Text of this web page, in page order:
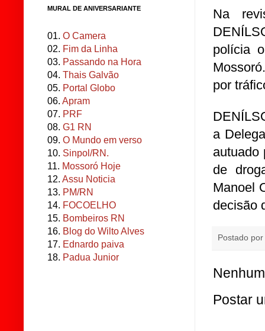
Na
polícia
por
a
autuado
de
Manoel
decisão
Postado por
Postar
MURAL DE ANIVERSARIANTE
01. O Camera
02. Fim da Linha
03. Passando na Hora
04. Thais Galvão
05. Portal Globo
06. Apram
07. PRF
08. G1 RN
09. O Mundo em verso
10. Sinpol/RN.
11. Mossoró Hoje
12. Assu Noticia
13. PM/RN
14. FOCOELHO
15. Bombeiros RN
16. Blog do Wilto Alves
17. Ednardo paiva
18. Padua Junior